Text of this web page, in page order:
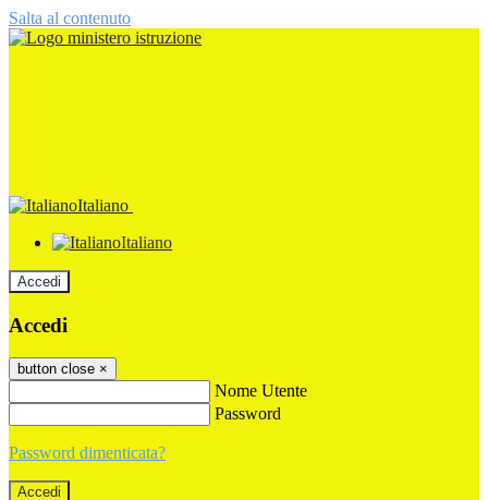
Salta al contenuto
Italiano
Italiano
Accedi
Accedi
button close ×
Nome Utente
Password
Password dimenticata?